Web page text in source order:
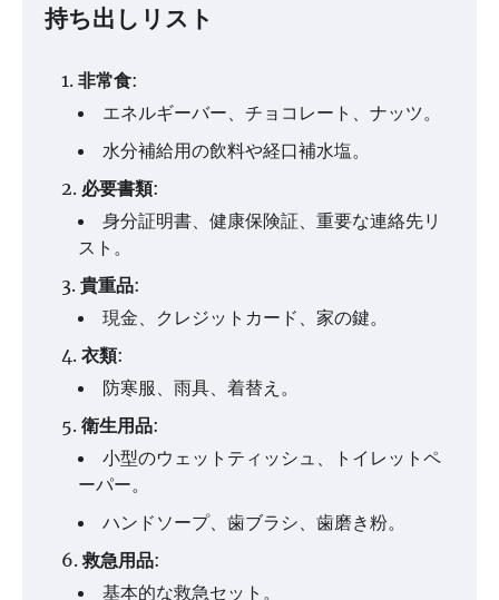
持ち出しリスト
非常食:
エネルギーバー、チョコレート、ナッツ。
水分補給用の飲料や経口補水塩。
必要書類:
身分証明書、健康保険証、重要な連絡先リ
スト。
貴重品:
現金、クレジットカード、家の鍵。
衣類:
防寒服、雨具、着替え。
衛生用品:
小型のウェットティッシュ、トイレットペ
ーパー。
ハンドソープ、歯ブラシ、歯磨き粉。
救急用品:
基本的な救急セット。